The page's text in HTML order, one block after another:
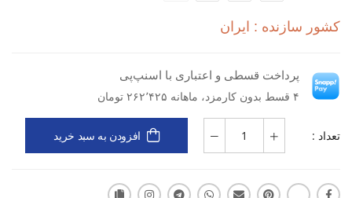
کشور سازنده : ایران
پرداخت قسطی و اعتباری با اسنپ‌پی
۴ قسط بدون کارمزد، ماهانه ۲۶۲٬۴۲۵ تومان
تعداد : افزودن به سبد خرید